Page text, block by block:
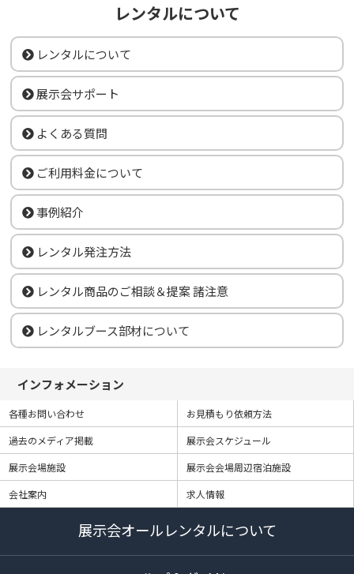
レンタルについて
レンタルについて
展示会サポート
よくある質問
ご利用料金について
事例紹介
レンタル発注方法
レンタル商品のご相談＆提案 諸注意
レンタルブース部材について
インフォメーション
各種お問い合わせ
お見積もり依頼方法
過去のメディア掲載
展示会スケジュール
展示会場施設
展示会会場周辺宿泊施設
会社案内
求人情報
展示会オールレンタルについて